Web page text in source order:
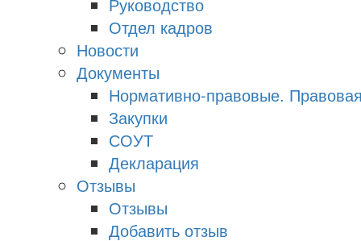
Руководство
Отдел кадров
Новости
Документы
Нормативно-правовые.
Закупки
СОУТ
Декларация
Отзывы
Отзывы
Добавить отзыв